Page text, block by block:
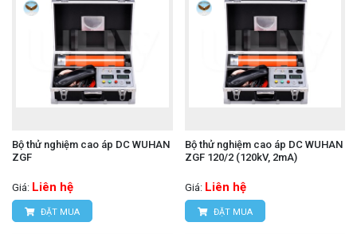
Bộ thử nghiệm cao áp DC WUHAN
ZGF
Giá: Liên hệ
ĐẶT MUA
Bộ thử nghiệm cao áp DC WUHAN
ZGF 120/2 (120kV, 2mA)
Giá: Liên hệ
ĐẶT MUA